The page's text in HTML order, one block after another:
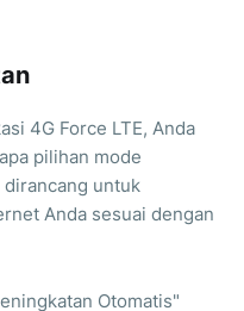
4G Force LTE, Anda
pilihan mode
untuk
Anda sesuai dengan
Otomatis"